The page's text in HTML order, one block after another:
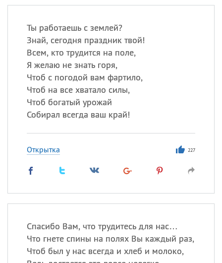
Ты работаешь с землей?
Знай, сегодня праздник твой!
Всем, кто трудится на поле,
Я желаю не знать горя,
Чтоб с погодой вам фартило,
Чтоб на все хватало силы,
Чтоб богатый урожай
Собирал всегда ваш край!
Открытка 227
Спасибо Вам, что трудитесь для нас…
Что гнете спины на полях Вы каждый раз,
Чтоб был у нас всегда и хлеб и молоко,